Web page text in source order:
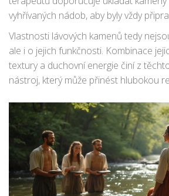
vyhřívaných nádob, aby byly vždy
Vlastnosti lávových kamenů tedy
ale i o jejich funkčnosti. Kombinace
textury a duchovní energie činí z
nástroj, který může přinést hlubokou